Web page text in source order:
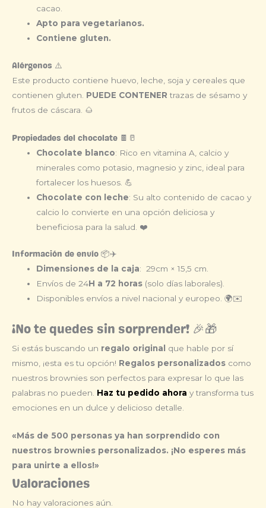
cacao.
Apto para vegetarianos.
Contiene gluten.
Alérgenos ⚠️
Este producto contiene huevo, leche, soja y cereales que
contienen gluten. PUEDE CONTENER trazas de sésamo y
frutos de cáscara. 🌰
Propiedades del chocolate 🍫🥛
Chocolate blanco: Rico en vitamina A, calcio y
minerales como potasio, magnesio y zinc, ideal para
fortalecer los huesos. 💪
Chocolate con leche: Su alto contenido de cacao y
calcio lo convierte en una opción deliciosa y
beneficiosa para la salud. ❤️
Información de envío 📦✈️
Dimensiones de la caja: 29cm × 15,5 cm.
Envíos de 24H a 72 horas (solo días laborales).
Disponibles envíos a nivel nacional y europeo. 🌍✉️
¡No te quedes sin sorprender! 🎉🎁
Si estás buscando un regalo original
que hable por sí
mismo, ¡esta es tu opción! Regalos personalizados como
nuestros brownies son perfectos para expresar lo que las
palabras no pueden. Haz tu pedido ahora y transforma tus
emociones en un dulce y delicioso detalle.
«Más de 500 personas ya han sorprendido con
nuestros brownies personalizados. ¡No esperes más
para unirte a ellos!»
Valoraciones
No hay valoraciones aún.